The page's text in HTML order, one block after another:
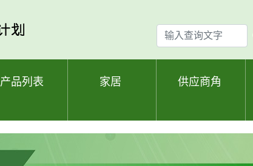
输
入
查
产品列表 家居 供应商角